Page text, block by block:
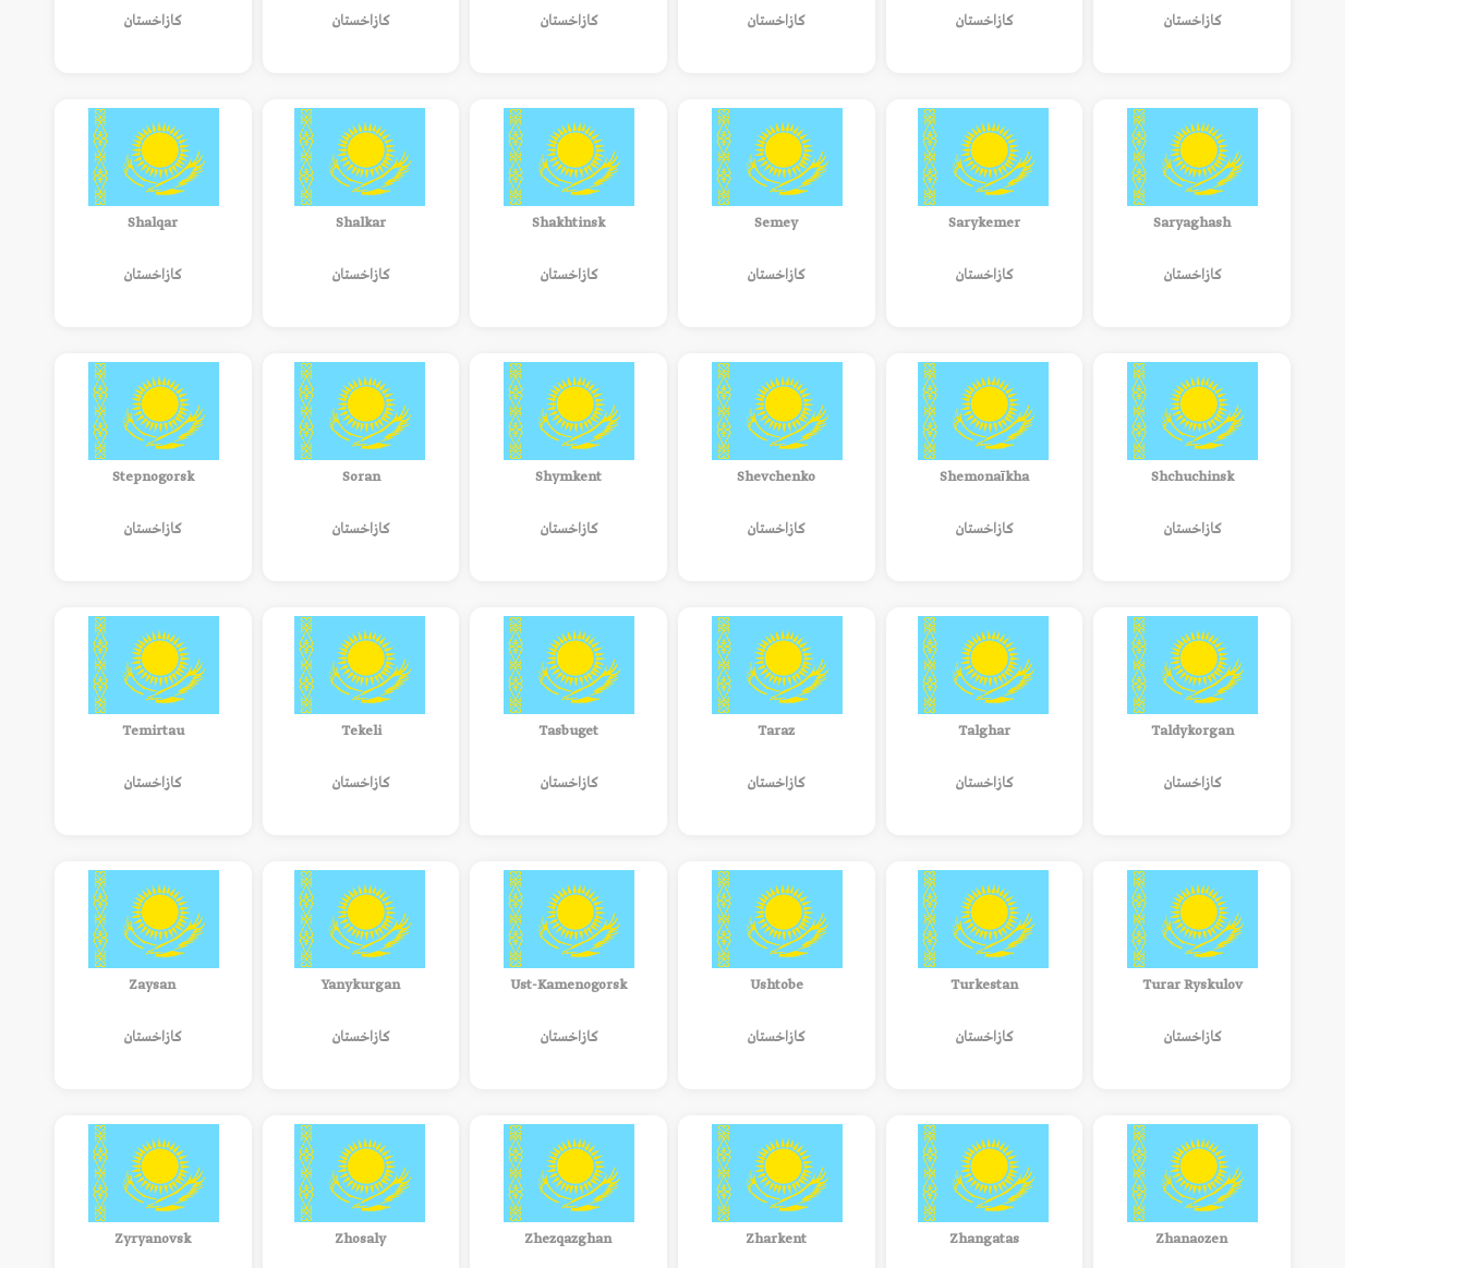
كازاخستان كازاخستان كازاخستان كازاخستان كازاخستان كازاخستان
Saryaghash
كازاخستان
Sarykemer
كازاخستان
Semey
كازاخستان
Shakhtinsk
كازاخستان
Shalkar
كازاخستان
Shalqar
كازاخستان
Shchuchinsk
كازاخستان
Shemonaīkha
كازاخستان
Shevchenko
كازاخستان
Shymkent
كازاخستان
Soran
كازاخستان
Stepnogorsk
كازاخستان
Taldykorgan
كازاخستان
Talghar
كازاخستان
Taraz
كازاخستان
Tasbuget
كازاخستان
Tekeli
كازاخستان
Temirtau
كازاخستان
Turar Ryskulov
كازاخستان
Turkestan
كازاخستان
Ushtobe
كازاخستان
Ust-Kamenogorsk
كازاخستان
Yanykurgan
كازاخستان
Zaysan
كازاخستان
Zhanaozen
Zhangatas
Zharkent
Zhezqazghan
Zhosaly
Zyryanovsk